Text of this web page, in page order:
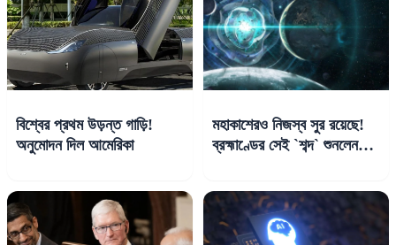
বিশ্বের প্রথম উড়ন্ত গাড়ি!
অনুমোদন দিল আমেরিকা
মহাকাশেরও নিজস্ব সুর রয়েছে!
ব্রহ্মাণ্ডের সেই `শব্দ` শুনলেন